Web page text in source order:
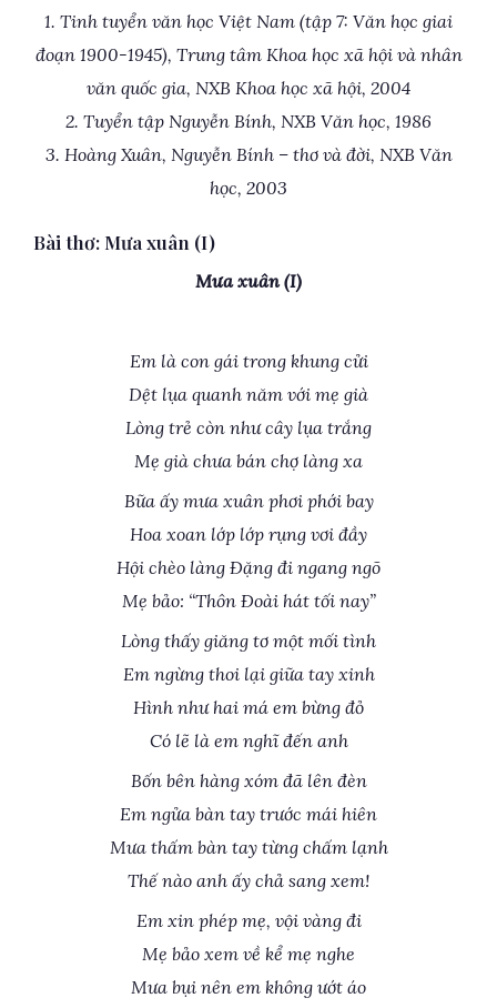
1. Tinh tuyển văn học Việt Nam (tập 7: Văn học giai
đoạn 1900-1945), Trung tâm Khoa học xã hội và nhân
văn quốc gia, NXB Khoa học xã hội, 2004
2. Tuyển tập Nguyễn Bính, NXB Văn học, 1986
3. Hoàng Xuân, Nguyễn Bính – thơ và đời, NXB Văn
học, 2003
Bài thơ: Mưa xuân (I)
Mưa xuân (I)
Em là con gái trong khung cửi
Dệt lụa quanh năm với mẹ già
Lòng trẻ còn như cây lụa trắng
Mẹ già chưa bán chợ làng xa
Bữa ấy mưa xuân phơi phới bay
Hoa xoan lớp lớp rụng vơi đầy
Hội chèo làng Ðặng đi ngang ngõ
Mẹ bảo: “Thôn Ðoài hát tối nay”
Lòng thấy giăng tơ một mối tình
Em ngừng thoi lại giữa tay xinh
Hình như hai má em bừng đỏ
Có lẽ là em nghĩ đến anh
Bốn bên hàng xóm đã lên đèn
Em ngửa bàn tay trước mái hiên
Mưa thấm bàn tay từng chấm lạnh
Thế nào anh ấy chả sang xem!
Em xin phép mẹ, vội vàng đi
Mẹ bảo xem về kể mẹ nghe
Mưa bụi nên em không ướt áo